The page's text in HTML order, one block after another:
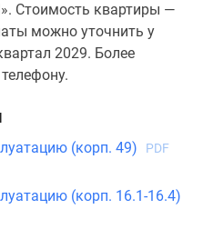
Стоимость квартиры —
можно уточнить у
2029. Более
(корп. 49)
PDF
(корп. 16.1-16.4)